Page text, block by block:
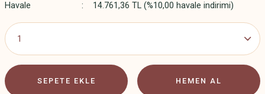
Havale
14.761,36 TL (%10,00 havale indirimi)
SEPETE EKLE HEMEN AL